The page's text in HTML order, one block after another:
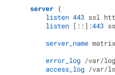
server {
listen 443 ssl
listen [::]:443
server_name
error_log /var/log/
access_log /var/